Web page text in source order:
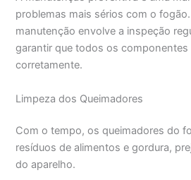
problemas mais sérios com o
manutenção envolve a inspeção
garantir que todos os
corretamente.
Limpeza dos Queimadores
Com o tempo, os queimadores do
resíduos de alimentos e gordura,
do aparelho.